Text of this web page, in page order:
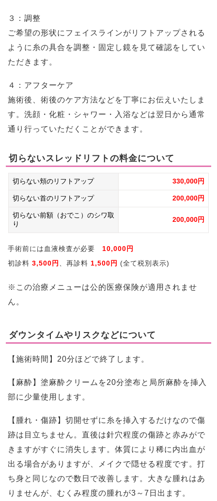
３：調整
ご希望の形状にフェイスラインがリフトアップされる
ように糸の具合を調整・固定し鏡を見て確認をしてい
ただきます。
４：アフターケア
施術後、術後のケア方法などを丁寧にお伝えいたしま
す。洗顔・化粧・シャワー・入浴などは翌日から通常
通り行っていただくことができます。
切らないスレッドリフトの料金について
切らない頬のリフトアップ 330,000円
切らない首のリフトアップ 200,000円
切らない前額（おでこ）のシワ取
り
200,000円
手術前には血液検査が必要 10,000円
初診料 3,500円 、再診料 1,500円 (全て税別表示)
※この治療メニューは公的医療保険が適用されませ
ん。
ダウンタイムやリスクなどについて
【施術時間】20分ほどで終了します。
【麻酔】塗麻酔クリームを20分塗布と局所麻酔を挿入
部に少量使用します。
【腫れ・傷跡】切開せずに糸を挿入するだけなので傷
跡は目立ちません。直後は針穴程度の傷跡と赤みがで
きますがすぐに消失します。体質により稀に内出血が
出る場合がありますが、メイクで隠せる程度です。打
ち身と同じなので数日で改善します。大きな腫れはあ
りませんが、むくみ程度の腫れが3～7日出ます。